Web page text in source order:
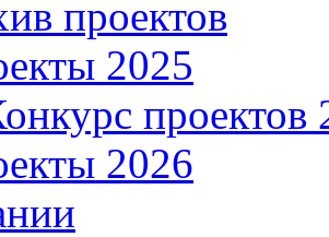
проектов
2025
проектов
2026